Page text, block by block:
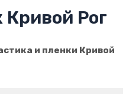
Кривой Рог
и пленки Кривой